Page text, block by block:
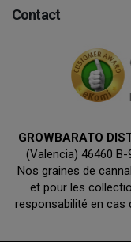
Contact
GROWBARATO
(Valencia) 46460
Nos graines de
et pour les
responsabilité en cas